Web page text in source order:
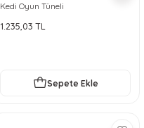
Kedi Oyun Tüneli
1.235,03 TL
Sepete Ekle